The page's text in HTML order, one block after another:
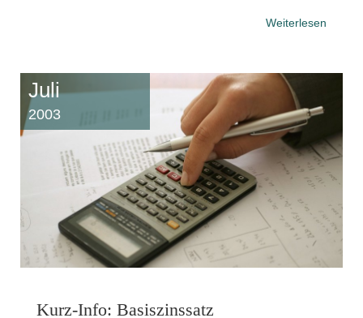
Weiterlesen
Juli
2003
Kurz-Info: Basiszinssatz